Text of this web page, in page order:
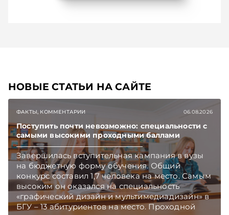
НОВЫЕ СТАТЬИ НА САЙТЕ
ФАКТЫ, КОММЕНТАРИИ 06.08.2026
Поступить почти невозможно: специальности с
самыми высокими проходными баллами
Завершилась вступительная кампания в вузы
на бюджетную форму обучения. Общий
конкурс составил 1,7 человека на место. Самым
высоким он оказался на специальность
«графический дизайн и мультимедиадизайн» в
БГУ – 13 абитуриентов на место. Проходной